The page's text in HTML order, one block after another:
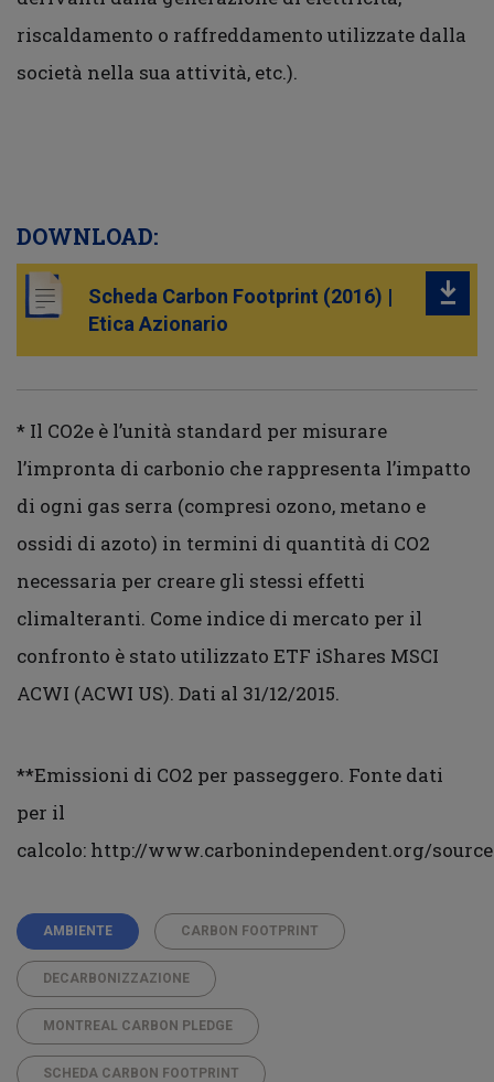
riscaldamento o raffreddamento utilizzate dalla
società nella sua attività, etc.).
DOWNLOAD:
Scheda Carbon Footprint (2016) |
Etica Azionario
* Il CO2e è l’unità standard per misurare
l’impronta di carbonio che rappresenta l’impatto
di ogni gas serra (compresi ozono, metano e
ossidi di azoto) in termini di quantità di CO2
necessaria per creare gli stessi effetti
climalteranti. Come indice di mercato per il
confronto è stato utilizzato ETF iShares MSCI
ACWI (ACWI US). Dati al 31/12/2015.
**Emissioni di CO2 per passeggero. Fonte dati
per il
calcolo: http://www.carbonindependent.org/
AMBIENTE CARBON FOOTPRINT
DECARBONIZZAZIONE
MONTREAL CARBON PLEDGE
SCHEDA CARBON FOOTPRINT